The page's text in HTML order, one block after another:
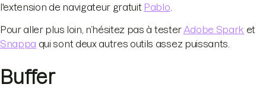
l'extension de navigateur gratuit Pablo
Pour aller plus loin, n’hésitez pas à tester Adobe Spark et
Snappa qui sont deux autres outils assez puissants.
Buffer